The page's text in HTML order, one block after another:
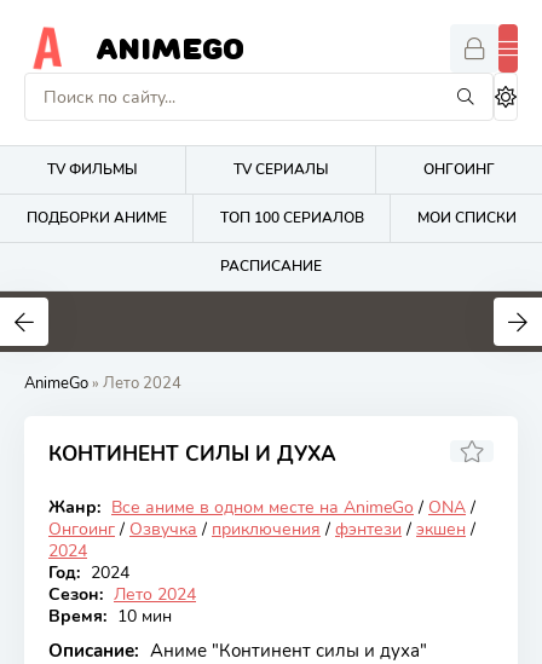
ANIMEGO
TV ФИЛЬМЫ TV СЕРИАЛЫ ОНГОИНГ
ПОДБОРКИ АНИМЕ ТОП 100 СЕРИАЛОВ МОИ СПИСКИ
РАСПИСАНИЕ
1.7
AnimeGo» Лето 2024
КОНТИНЕНТ СИЛЫ И ДУХА
Онгоинг
6.91
Жанр: Все аниме в одном месте на AnimeGo / ONA /
Онгоинг / Озвучка / приключения / фэнтези / экшен /
2024
Год: 2024
Сезон: Лето 2024
Время: 10 мин
Описание: Аниме "Континент силы и духа"